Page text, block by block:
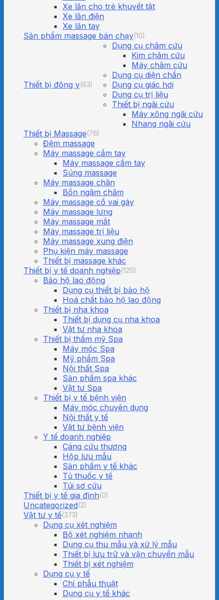
Xe lăn cho trẻ khuyết tật
Xe lăn điện
Xe lăn tay
Sản phẩm massage bán chạy(10)
Thiết bị đông y(63)
Dụng cụ châm cứu
Kim châm cứu
Máy châm cứu
Dụng cụ diện chẩn
Dụng cụ giác hơi
Dụng cụ trị liệu
Thiết bị ngãi cứu
Máy xông ngãi cứu
Nhang ngãi cứu
Thiết bị Massage(76)
Đệm massage
Máy massage cầm tay
Máy massage cầm tay
Súng massage
Máy massage chân
Bồn ngâm châm
Máy massage cổ vai gáy
Máy massage lưng
Máy massage mắt
Máy massage trị liệu
Máy massage xung điện
Phụ kiện máy massage
Thiết bị massage khác
Thiết bị y tế doanh nghiệp(120)
Bảo hộ lao động
Dụng cụ thiết bị bảo hộ
Hoá chất bảo hộ lao động
Thiết bị nha khoa
Thiết bị dụng cụ nha khoa
Vật tư nha khoa
Thiết bị thẩm mỹ Spa
Máy móc Spa
Mỹ phẩm Spa
Nội thất Spa
Sản phẩm spa khác
Vật tư Spa
Thiết bị y tế bệnh viện
Máy móc chuyên dụng
Nội thất y tế
Vật tư bệnh viện
Y tế doanh nghiệp
Cáng cứu thương
Hộp lưu mẫu
Sản phẩm y tế khác
Tủ thuốc y tế
Túi sơ cứu
Thiết bị y tế gia đình(0)
Uncategorized(2)
Vật tư y tế(373)
Dụng cụ xét nghiệm
Bộ xét nghiệm nhanh
Dụng cụ thu mẫu và xử lý mẫu
Thiết bị lưu trữ và vận chuyển mẫu
Thiết bị xét nghiệm
Dụng cụ y tế
Chỉ phẫu thuật
Dụng cụ y tế khác